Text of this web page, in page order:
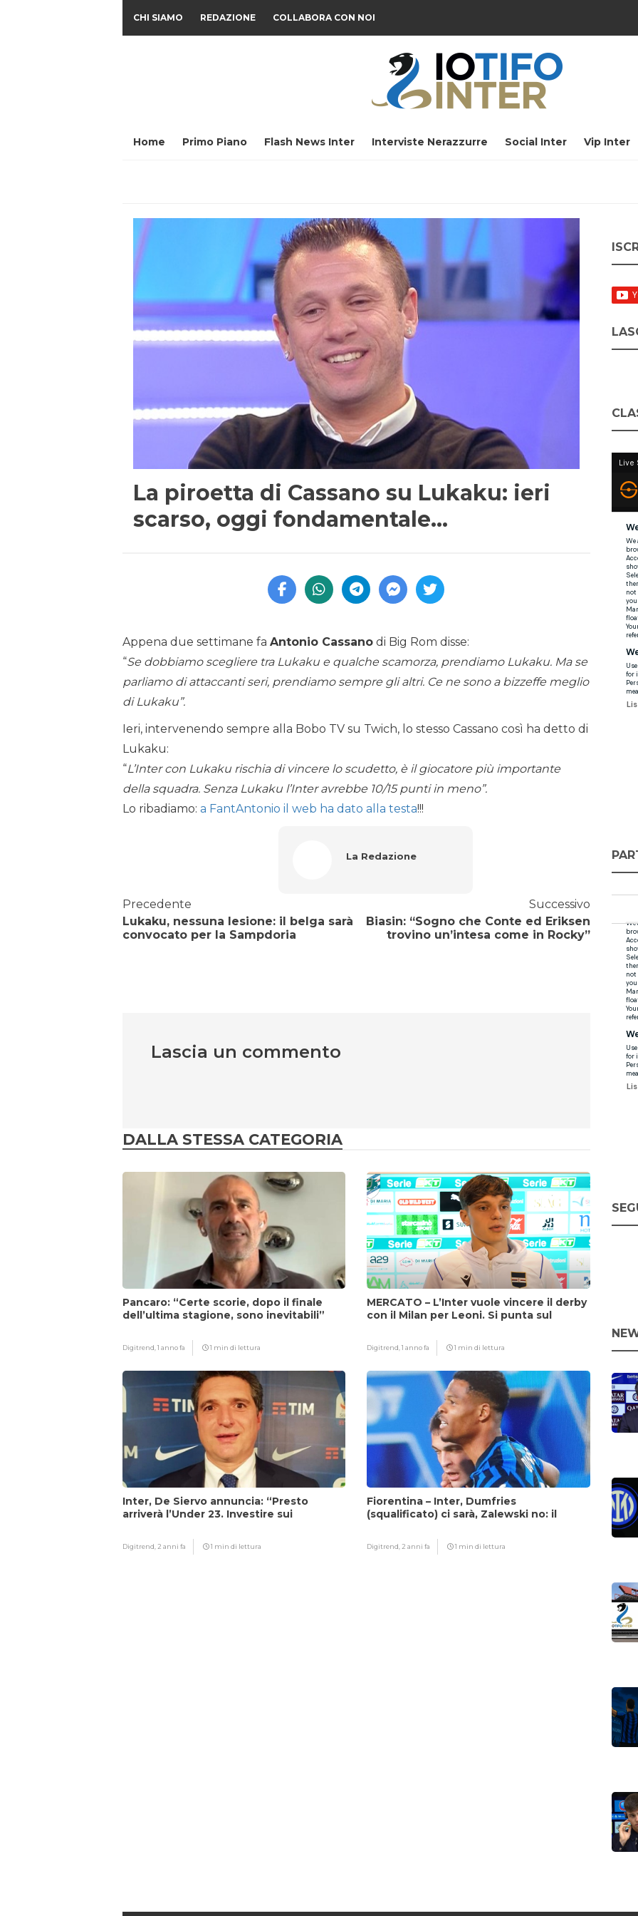
CHI SIAMO REDAZIONE COLLABORA CON NOI
Home Primo Piano Flash News Inter Interviste Nerazzurre Social Inter Vip Inter
La piroetta di Cassano su Lukaku: ieri
scarso, oggi fondamentale…
Appena due settimane fa Antonio Cassano di Big Rom disse:
“Se dobbiamo scegliere tra Lukaku e qualche scamorza, prendiamo Lukaku. Ma se
parliamo di attaccanti seri, prendiamo sempre gli altri. Ce ne sono a bizzeffe meglio
di Lukaku”.
Ieri, intervenendo sempre alla Bobo TV su Twich, lo stesso Cassano così ha detto di
Lukaku:
“L’Inter con Lukaku rischia di vincere lo scudetto, è il giocatore più importante
della squadra. Senza Lukaku l’Inter avrebbe 10/15 punti in meno”.
Lo ribadiamo: a FantAntonio il web ha dato alla testa!!!
La Redazione
Precedente
Lukaku, nessuna lesione: il belga sarà
convocato per la Sampdoria
Successivo
Biasin: “Sogno che Conte ed Eriksen
trovino un’intesa come in Rocky”
Lascia un commento
DALLA STESSA CATEGORIA
Pancaro: “Certe scorie, dopo il finale
dell’ultima stagione, sono inevitabili”
Digitrend,1 anno fa 1 min di lettura
MERCATO – L’Inter vuole vincere il derby
con il Milan per Leoni. Si punta sul
Digitrend,1 anno fa 1 min di lettura
Inter, De Siervo annuncia: “Presto
arriverà l’Under 23. Investire sui
Digitrend,2 anni fa 1 min di lettura
Fiorentina – Inter, Dumfries
(squalificato) ci sarà, Zalewski no: il
Digitrend,2 anni fa 1 min di lettura